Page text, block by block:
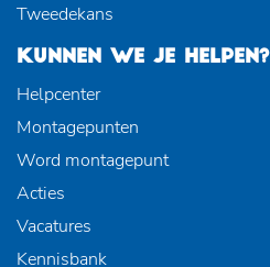
Tweedekans
KUNNEN WE JE HELPEN?
Helpcenter
Montagepunten
Word montagepunt
Acties
Vacatures
Kennisbank